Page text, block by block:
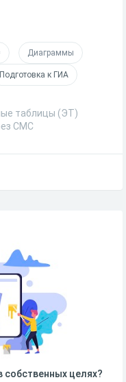
Диаграммы
Подготовка к ГИА
таблицы (ЭТ)
СМС
собственных целях?